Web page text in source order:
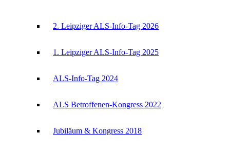
2. Leipziger ALS-Info-Tag 2026
1. Leipziger ALS-Info-Tag 2025
ALS-Info-Tag 2024
ALS Betroffenen-Kongress 2022
Jubiläum & Kongress 2018